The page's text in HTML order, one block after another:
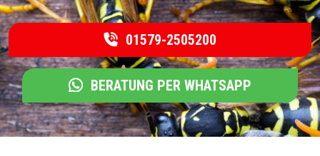
01579-2505200
BERATUNG PER WHATSAPP